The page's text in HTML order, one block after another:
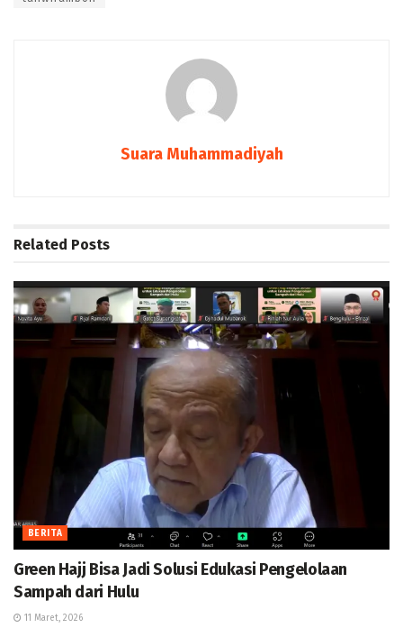
Suara Muhammadiyah
Related Posts
BERITA
Green Hajj Bisa Jadi Solusi Edukasi Pengelolaan
Sampah dari Hulu
11 Maret, 2026